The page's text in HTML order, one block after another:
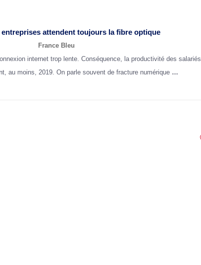
attendent toujours lafibre optique
France Bleu
internet trop lente. Conséquence, la productivité des
au moins, 2019. On parle souvent de fracture numérique …